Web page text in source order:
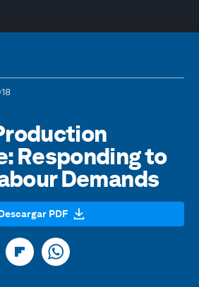
Responding to
Demands
PDF